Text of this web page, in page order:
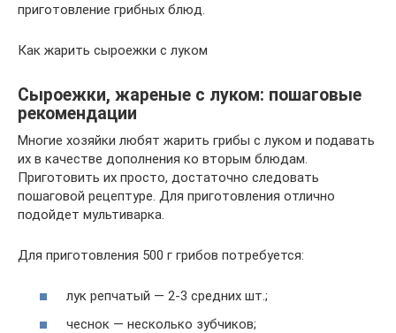
приготовление грибных блюд.
Как жарить сыроежки с луком
Сыроежки, жареные с луком: пошаговые
рекомендации
Многие хозяйки любят жарить грибы с луком и подавать
их в качестве дополнения ко вторым блюдам.
Приготовить их просто, достаточно следовать
пошаговой рецептуре. Для приготовления отлично
подойдет мультиварка.
Для приготовления 500 г грибов потребуется:
лук репчатый — 2-3 средних шт.;
чеснок — несколько зубчиков;